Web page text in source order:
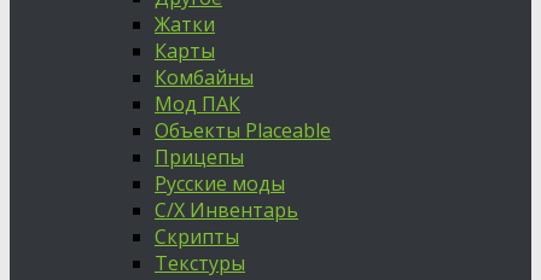
Жатки
Карты
Комбайны
Мод ПАК
Объекты Placeable
Прицепы
Русские моды
С/Х Инвентарь
Скрипты
Текстуры